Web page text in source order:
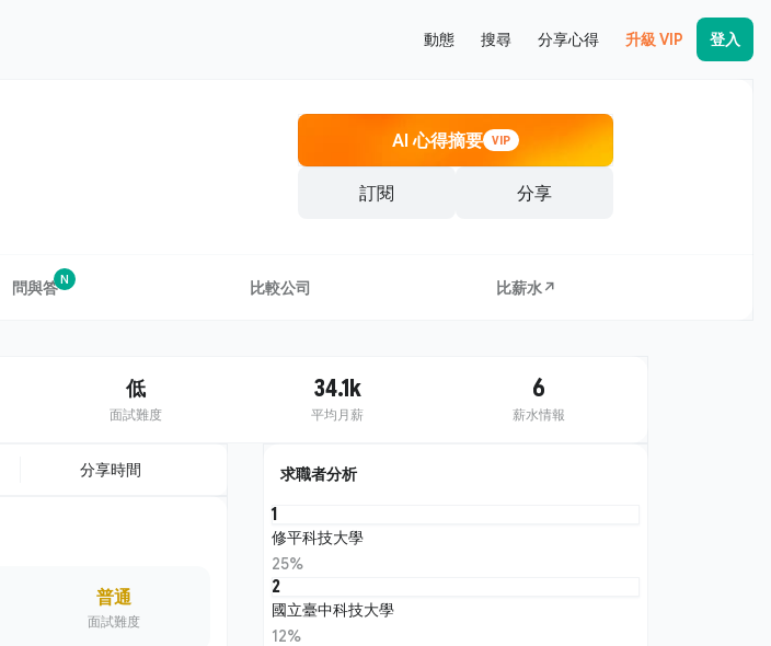
動態 搜尋 分享心得 升級 VIP 登入
AI 心得摘要 VIP
訂閱 分享
問與答N 比較公司 比薪水↗
低
面試難度
34.1k
平均月薪
6
薪水情報
普通
面試難度
求職者分析
1
修平科技大學
25%
2
國立臺中科技大學
12%